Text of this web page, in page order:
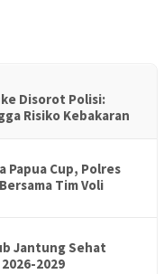
Disorot Polisi:
Risiko Kebakaran
Papua Cup, Polres
Tim Voli
Jantung Sehat
2029